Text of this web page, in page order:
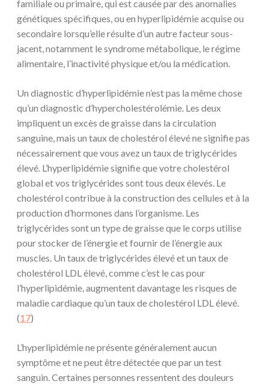
familiale ou primaire, qui est causée par des anomalies
génétiques spécifiques, ou en hyperlipidémie acquise ou
secondaire lorsqu’elle résulte d’un autre facteur sous-
jacent, notamment le syndrome métabolique, le régime
alimentaire, l’inactivité physique et/ou la médication.
Un diagnostic d’hyperlipidémie n’est pas la même chose
qu’un diagnostic d’hypercholestérolémie. Les deux
impliquent un excès de graisse dans la circulation
sanguine, mais un taux de cholestérol élevé ne signifie pas
nécessairement que vous avez un taux de triglycérides
élevé. L’hyperlipidémie signifie que votre cholestérol
global et vos triglycérides sont tous deux élevés. Le
cholestérol contribue à la construction des cellules et à la
production d’hormones dans l’organisme. Les
triglycérides sont un type de graisse que le corps utilise
pour stocker de l’énergie et fournir de l’énergie aux
muscles. Un taux de triglycérides élevé et un taux de
cholestérol LDL élevé, comme c’est le cas pour
l’hyperlipidémie, augmentent davantage les risques de
maladie cardiaque qu’un taux de cholestérol LDL élevé.
(17)
L’hyperlipidémie ne présente généralement aucun
symptôme et ne peut être détectée que par un test
sanguin. Certaines personnes ressentent des douleurs